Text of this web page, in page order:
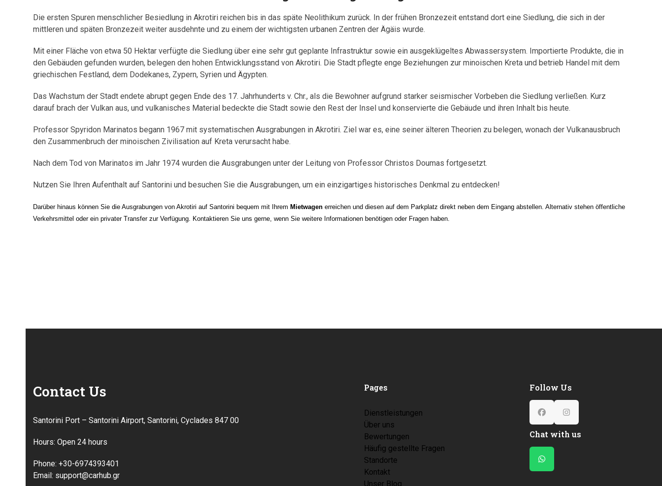
Die ersten Spuren menschlicher Besiedlung in Akrotiri reichen bis in das späte Neolithikum zurück. In der frühen Bronzezeit entstand dort eine Siedlung, die sich in der
mittleren und späten Bronzezeit weiter ausdehnte und zu einem der wichtigsten urbanen Zentren der Ägäis wurde.
Mit einer Fläche von etwa 50 Hektar verfügte die Siedlung über eine sehr gut geplante Infrastruktur sowie ein ausgeklügeltes Abwassersystem. Importierte Produkte, die in
den Gebäuden gefunden wurden, belegen den hohen Entwicklungsstand von Akrotiri. Die Stadt pflegte enge Beziehungen zur minoischen Kreta und betrieb Handel mit dem
griechischen Festland, dem Dodekanes, Zypern, Syrien und Ägypten.
Das Wachstum der Stadt endete abrupt gegen Ende des 17. Jahrhunderts v. Chr., als die Bewohner aufgrund starker seismischer Vorbeben die Siedlung verließen. Kurz
darauf brach der Vulkan aus, und vulkanisches Material bedeckte die Stadt sowie den Rest der Insel und konservierte die Gebäude und ihren Inhalt bis heute.
Professor Spyridon Marinatos begann 1967 mit systematischen Ausgrabungen in Akrotiri. Ziel war es, eine seiner älteren Theorien zu belegen, wonach der Vulkanausbruch
den Zusammenbruch der minoischen Zivilisation auf Kreta verursacht habe.
Nach dem Tod von Marinatos im Jahr 1974 wurden die Ausgrabungen unter der Leitung von Professor Christos Doumas fortgesetzt.
Nutzen Sie Ihren Aufenthalt auf Santorini und besuchen Sie die Ausgrabungen, um ein einzigartiges historisches Denkmal zu entdecken!
Darüber hinaus können Sie die Ausgrabungen von Akrotiri auf Santorini bequem mit Ihrem Mietwagen erreichen und diesen auf dem Parkplatz direkt neben dem Eingang abstellen. Alternativ stehen öffentliche
Verkehrsmittel oder ein privater Transfer zur Verfügung. Kontaktieren Sie uns gerne, wenn Sie weitere Informationen benötigen oder Fragen haben.
Contact Us
Santorini Port – Santorini Airport, Santorini, Cyclades 847 00
Hours: Open 24 hours
Phone: +30-6974393401
Email: support@carhub.gr
Pages
Dienstleistungen
Über uns
Bewertungen
Häufig gestellte Fragen
Standorte
Kontakt
Unser Blog
Follow Us
FacebookInstagram
Chat with us
Whatsapp